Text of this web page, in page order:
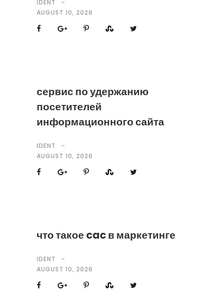
IDENT
AUGUST 10, 2026
сервис по удержанию
посетителей
информационного сайта
IDENT
AUGUST 10, 2026
что такое cac в маркетинге
IDENT
AUGUST 10, 2026